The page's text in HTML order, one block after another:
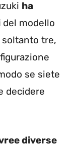
ha
del modello
tre,
se siete
decidere
diverse